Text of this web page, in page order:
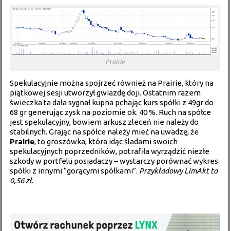
Prairie
Spekulacyjnie można spojrzeć również na Prairie, który na
piątkowej sesji utworzył gwiazdę doji. Ostatnim razem
świeczka ta dała sygnał kupna pchając kurs spółki z 49gr do
68 gr generując zysk na poziomie ok. 40 %. Ruch na spółce
jest spekulacyjny, bowiem arkusz zleceń nie należy do
stabilnych. Grając na spółce należy mieć na uwadzę, że
Prairie, to groszówka, która idąc śladami swoich
spekulacyjnych poprzedników, potrafiła wyrządzić niezłe
szkody w portfelu posiadaczy – wystarczy porównać wykres
spółki z innymi “gorącymi spółkami”. Przykładowy LimAkt to
0,56 zł.